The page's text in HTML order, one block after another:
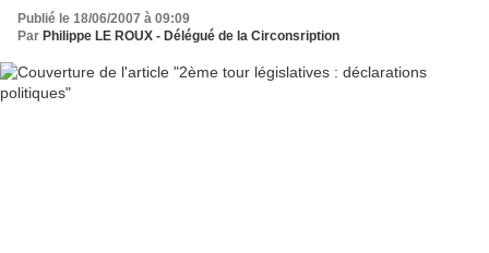
Publié le 18/06/2007 à 09:09
Par Philippe LE ROUX - Délégué de la Circonsription